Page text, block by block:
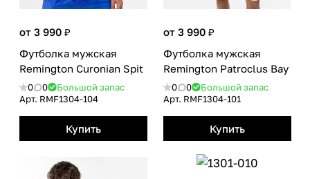
от 3 990 ₽
Футболка мужская
Remington Curonian Spit
0 0
Большой запас
Арт. RMF1304-104
Купить
от 3 990 ₽
Футболка мужская
Remington Patroclus Bay
0 0
Большой запас
Арт. RMF1304-101
Купить